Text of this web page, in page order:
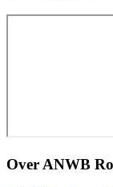
Over ANWB